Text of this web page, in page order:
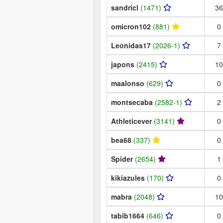
sandricl (1471)
36
omicron102 (881)
0
Leonidas17 (2026-1)
7
japons (2415)
10
maalonso (629)
0
montsecaba (2582-1)
2
Athleticever (3141)
0
bea68 (337)
0
Spider (2654)
1
kikiazules (170)
0
mabra (2048)
10
tabib1664 (646) 0